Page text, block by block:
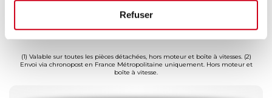
Refuser
ans(1)
Livraison dès
(2)
(1) Valable sur toutes les pièces détachées, hors moteur et boîte à vitesses. (2)
Envoi via chronopost en France Métropolitaine uniquement. Hors moteur et
boîte à vitesse.